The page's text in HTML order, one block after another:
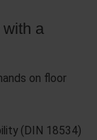
with a
on floor
(DIN 18534)